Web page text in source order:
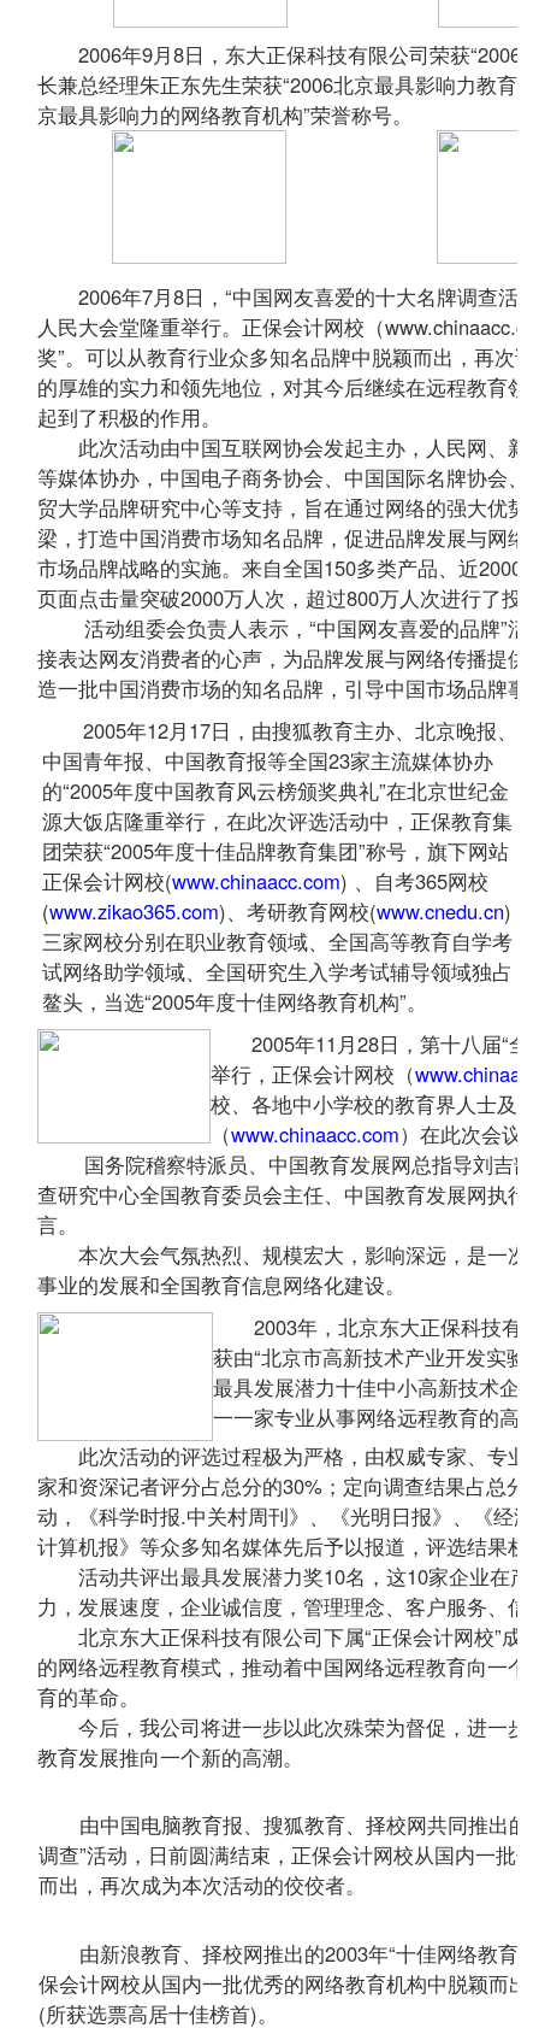
2006年9月8日，东大正保科技有限公司荣获“2006
长兼总经理朱正东先生荣获“2006北京最具影响力教育
京最具影响力的网络教育机构”荣誉称号。
2006年7月8日，“中国网友喜爱的十大名牌调查活
人民大会堂隆重举行。正保会计网校（
奖”。可以从教育行业众多知名品牌中脱颖而出，再次
的厚雄的实力和领先地位，对其今后继续在远程教育
起到了积极的作用。
此次活动由中国互联网协会发起主办，人民网、新
等媒体协办，中国电子商务协会、中国国际名牌协会
贸大学品牌研究中心等支持，旨在通过网络的强大优
梁，打造中国消费市场知名品牌，促进品牌发展与网
市场品牌战略的实施。来自全国150多类产品、近2000
页面点击量突破2000万人次，超过800万人次进行了投
活动组委会负责人表示，“中国网友喜爱的品牌”活
接表达网友消费者的心声，为品牌发展与网络传播提
造一批中国消费市场的知名品牌，引导中国市场品牌
2005年12月17日，由搜狐教育主办、北京晚报、
中国青年报、中国教育报等全国23家主流媒体协办
的“2005年度中国教育风云榜颁奖典礼”在北京世纪金
源大饭店隆重举行，在此次评选活动中，正保教育集
团荣获“2005年度十佳品牌教育集团”称号，旗下网站
正保会计网校(www.chinaacc.com) 、自考365网校
(www.zikao365.com)、考研教育网校(www.cnedu.cn)
三家网校分别在职业教育领域、全国高等教育自学考
试网络助学领域、全国研究生入学考试辅导领域独占
鳌头，当选“2005年度十佳网络教育机构”。
2005年11月28日，第十八届“全
举行，正保会计网校（
校、各地中小学校的教育界人士及
（www.chinaacc.com）在此次会议
国务院稽察特派员、中国教育发展网总指导刘吉
查研究中心全国教育委员会主任、中国教育发展网执
言。
本次大会气氛热烈、规模宏大，影响深远，是一次
事业的发展和全国教育信息网络化建设。
2003年，北京东大正保科技有
获由“北京市高新技术产业开发实验
最具发展潜力十佳中小高新技术企
一一家专业从事网络远程教育的高
此次活动的评选过程极为严格，由权威专家、专业
家和资深记者评分占总分的30%；定向调查结果占总
动，《科学时报.中关村周刊》、《光明日报》、《经
计算机报》等众多知名媒体先后予以报道，评选结果权
活动共评出最具发展潜力奖10名，这10家企业在产
力，发展速度，企业诚信度，管理理念、客户服务、
北京东大正保科技有限公司下属“正保会计网校”成
的网络远程教育模式，推动着中国网络远程教育向一
育的革命。
今后，我公司将进一步以此次殊荣为督促，进一步
教育发展推向一个新的高潮。
由中国电脑教育报、搜狐教育、择校网共同推出的
调查”活动，日前圆满结束，正保会计网校从国内一批
而出，再次成为本次活动的佼佼者。
由新浪教育、择校网推出的2003年“十佳网络教育
保会计网校从国内一批优秀的网络教育机构中脱颖而
(所获选票高居十佳榜首)。